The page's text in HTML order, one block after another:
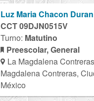
Luz Maria Chacon Duran
CCT 09DJN0515V
Turno: Matutino
Preescolar, General
La Magdalena
Magdalena Contreras,
México